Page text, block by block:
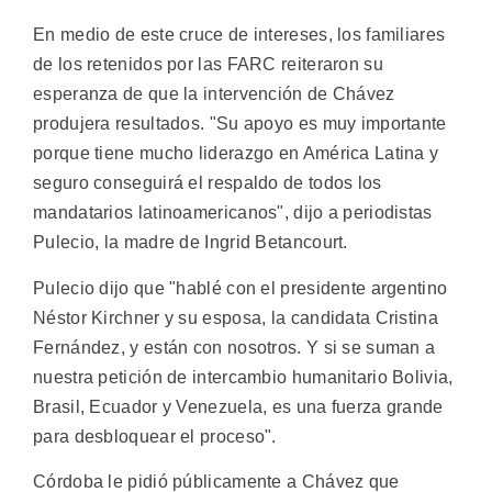
En medio de este cruce de intereses, los familiares
de los retenidos por las FARC reiteraron su
esperanza de que la intervención de Chávez
produjera resultados. "Su apoyo es muy importante
porque tiene mucho liderazgo en América Latina y
seguro conseguirá el respaldo de todos los
mandatarios latinoamericanos", dijo a periodistas
Pulecio, la madre de Ingrid Betancourt.
Pulecio dijo que "hablé con el presidente argentino
Néstor Kirchner y su esposa, la candidata Cristina
Fernández, y están con nosotros. Y si se suman a
nuestra petición de intercambio humanitario Bolivia,
Brasil, Ecuador y Venezuela, es una fuerza grande
para desbloquear el proceso".
Córdoba le pidió públicamente a Chávez que